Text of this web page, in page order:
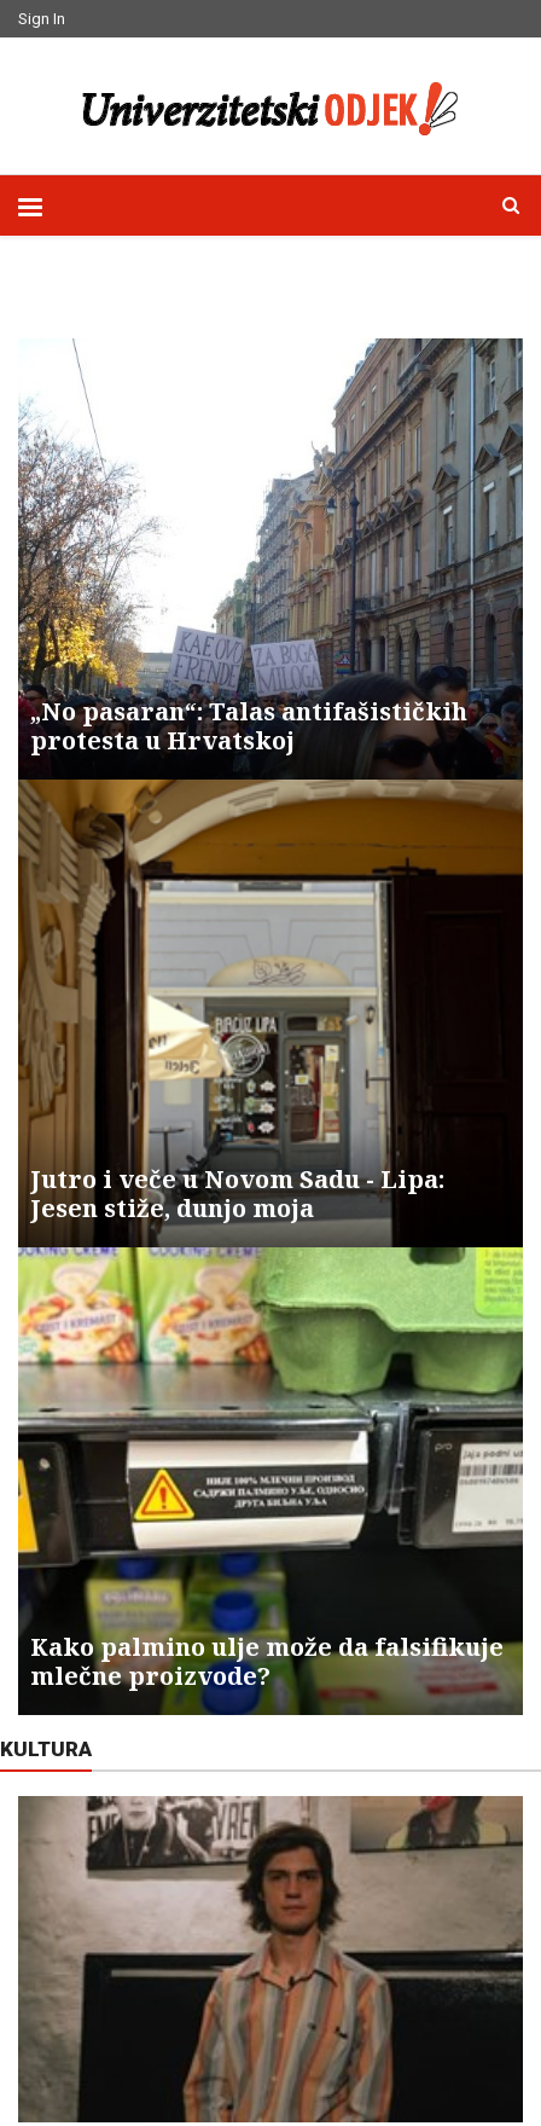
Sign In
„No pasaran“: Talas antifašističkih
protesta u Hrvatskoj
Jutro i veče u Novom Sadu - Lipa:
Jesen stiže, dunjo moja
Kako palmino ulje može da falsifikuje
mlečne proizvode?
KULTURA